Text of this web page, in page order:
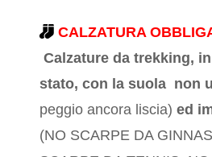
CALZATURA
Calzature da trekking,
stato, con la suola non
peggio ancora liscia)ed
(NO SCARPE DA